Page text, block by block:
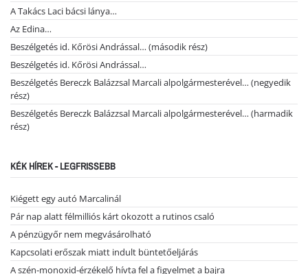
A Takács Laci bácsi lánya…
Az Edina…
Beszélgetés id. Kőrösi Andrással… (második rész)
Beszélgetés id. Kőrösi Andrással…
Beszélgetés Bereczk Balázzsal Marcali alpolgármesterével… (negyedik
rész)
Beszélgetés Bereczk Balázzsal Marcali alpolgármesterével… (harmadik
rész)
KÉK HÍREK - LEGFRISSEBB
Kiégett egy autó Marcalinál
Pár nap alatt félmilliós kárt okozott a rutinos csaló
A pénzügyőr nem megvásárolható
Kapcsolati erőszak miatt indult büntetőeljárás
A szén-monoxid-érzékelő hívta fel a figyelmet a bajra